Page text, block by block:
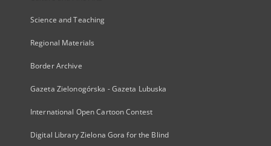
Science and Teaching
Regional Materials
Border Archive
Gazeta Zielonogórska - Gazeta Lubuska
International Open Cartoon Contest
Digital Library Zielona Gora for the Blind